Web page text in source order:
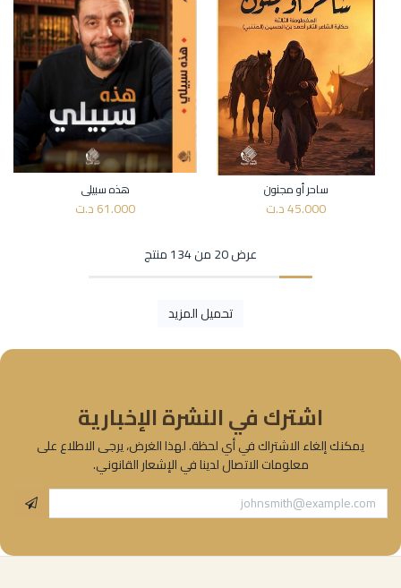
ساحر أو مجنون
45.000د.ت
هذه سبيلي
61.000د.ت
عرض 20 من 134 منتج
تحميل المزيد
اشترك في النشرة الإخبارية
يمكنك إلغاء الاشتراك في أي لحظة. لهذا الغرض، يرجى الاطلاع على
معلومات الاتصال لدينا في الإشعار القانوني.